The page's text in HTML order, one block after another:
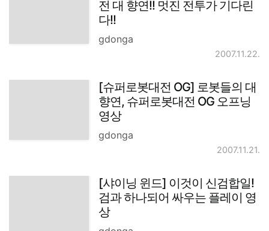
전 대 향연!! 멋진 전투가 기다린
다!!
gdonga
2007.11.22.
[슈퍼로봇대전 OG] 로봇들의 대
향연, 슈퍼로봇대전 OG 오프닝
영상
gdonga
2007.11.21.
[샤이닝 윈드] 이것이 신검합일!
검과 하나되어 싸우는 플레이 영
상